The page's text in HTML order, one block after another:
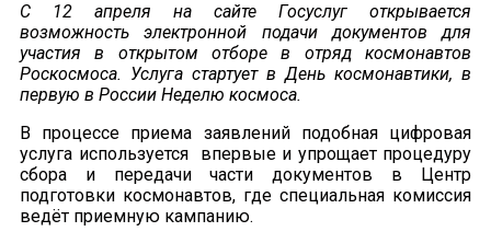
С 12 апреля на сайте Госуслуг открывается
возможность электронной подачи документов для
участия в открытом отборе в отряд космонавтов
Роскосмоса. Услуга стартует в День космонавтики, в
первую в России Неделю космоса.
В процессе приема заявлений подобная цифровая
услуга используется впервые и упрощает процедуру
сбора и передачи части документов в Центр
подготовки космонавтов, где специальная комиссия
ведёт приемную кампанию.